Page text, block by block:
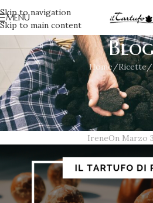
Skip to navigation
Skip to main content
MENU
Home/Ricette/
DOLCI ,
Cioccolatini al
nero
IreneOn Marzo